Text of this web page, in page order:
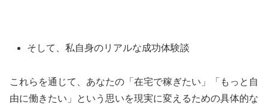
そして、私自身のリアルな成功体験談
これらを通じて、あなたの「在宅で稼ぎたい」「もっと自
由に働きたい」という思いを現実に変えるための具体的な